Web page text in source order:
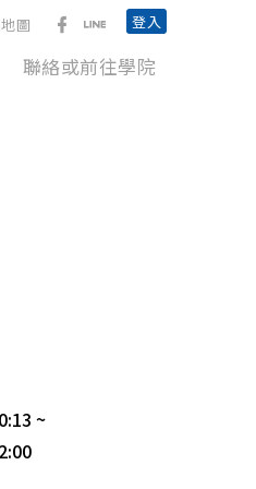
圖 前往勞動臺北臉書粉絲團
前往臺北市政府勞動局
登入
聯絡或前往學院
~